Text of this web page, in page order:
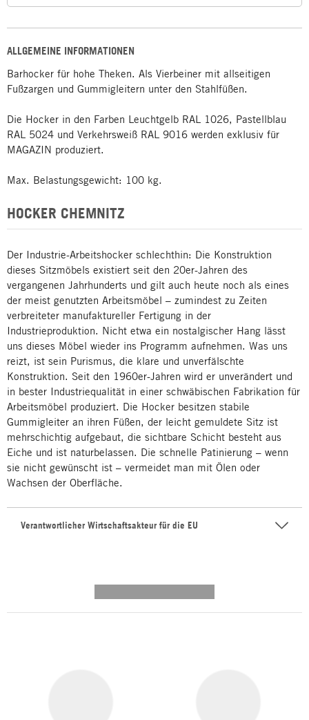
ALLGEMEINE INFORMATIONEN
Barhocker für hohe Theken. Als Vierbeiner mit allseitigen
Fußzargen und Gummigleitern unter den Stahlfüßen.
Die Hocker in den Farben Leuchtgelb RAL 1026, Pastellblau
RAL 5024 und Verkehrsweiß RAL 9016 werden exklusiv für
MAGAZIN produziert.
Max. Belastungsgewicht: 100 kg.
HOCKER CHEMNITZ
Der Industrie-Arbeitshocker schlechthin: Die Konstruktion
dieses Sitzmöbels existiert seit den 20er-Jahren des
vergangenen Jahrhunderts und gilt auch heute noch als eines
der meist genutzten Arbeitsmöbel – zumindest zu Zeiten
verbreiteter manufaktureller Fertigung in der
Industrieproduktion. Nicht etwa ein nostalgischer Hang lässt
uns dieses Möbel wieder ins Programm aufnehmen. Was uns
reizt, ist sein Purismus, die klare und unverfälschte
Konstruktion. Seit den 1960er-Jahren wird er unverändert und
in bester Industriequalität in einer schwäbischen Fabrikation für
Arbeitsmöbel produziert. Die Hocker besitzen stabile
Gummigleiter an ihren Füßen, der leicht gemuldete Sitz ist
mehrschichtig aufgebaut, die sichtbare Schicht besteht aus
Eiche und ist naturbelassen. Die schnelle Patinierung – wenn
sie nicht gewünscht ist – vermeidet man mit Ölen oder
Wachsen der Oberfläche.
Verantwortlicher Wirtschaftsakteur für die EU